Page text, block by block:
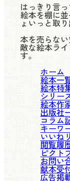
はっきり言
絵本を棚に
ょいっと取
本を売らな
敵な絵本ラ
す。
ホーム
絵本一
絵本特
シリー
絵本作
出版社
コラム
キーワ
いいね
閲覧履
ピクト
お問い
献本受
広告掲